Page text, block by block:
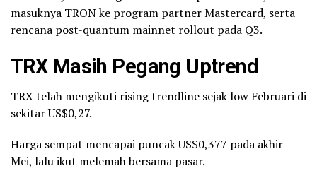
masuknya TRON ke program partner Mastercard, serta
rencana post-quantum mainnet rollout pada Q3.
TRX Masih Pegang Uptrend
TRX telah mengikuti rising trendline sejak low Februari di
sekitar US$0,27.
Harga sempat mencapai puncak US$0,377 pada akhir
Mei, lalu ikut melemah bersama pasar.